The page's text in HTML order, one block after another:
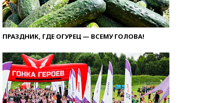
ПРАЗДНИК, ГДЕ ОГУРЕЦ — ВСЕМУ ГОЛОВА!